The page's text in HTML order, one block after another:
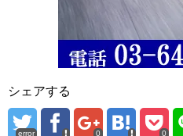
シェアする
error 0 0